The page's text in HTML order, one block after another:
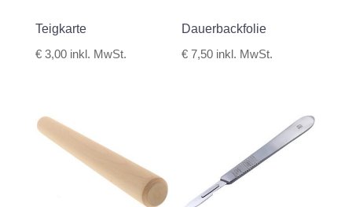
Teigkarte
€3,00 inkl. MwSt.
Dauerbackfolie
€ 7,50 inkl. MwSt.